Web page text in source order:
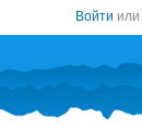
Войти или